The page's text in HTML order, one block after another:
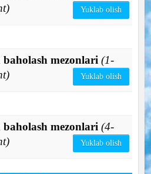
Yuklab olish
mezonlari (1-
Yuklab olish
mezonlari (4-
Yuklab olish